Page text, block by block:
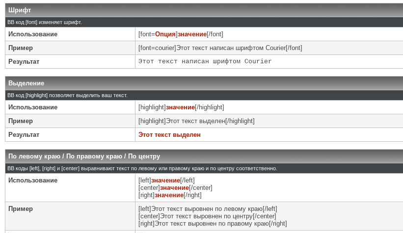
Шрифт
BB код [font] изменяет шрифт.
Использование [font=Опция]значение[/font]
Пример
[font=courier]Этот текст написан шрифтом Courier[/font]
Результат
Этот текст написан шрифтом Courier
Выделение
BB код [highlight] позволяет выделить ваш текст.
Использование [highlight]значение[/highlight]
Пример
[highlight]Этот текст выделен[/highlight]
Результат
Этот текст выделен
По левому краю / По правому краю / По центру
BB коды [left], [right] и [center] выравнивают текст по левому или правому краю и по центру соответственно.
Использование [left]значение[/left]
[center]значение[/center]
[right]значение[/right]
Пример
[left]Этот текст выровнен по левому краю[/left]
[center]Этот текст выровнен по центру[/center]
[right]Этот текст выровнен по правому краю[/right]